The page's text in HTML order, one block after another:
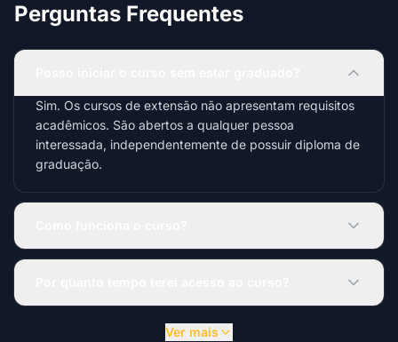
Perguntas Frequentes
Sim. Os cursos de extensão não apresentam requisitos
acadêmicos. São abertos a qualquer pessoa
interessada, independentemente de possuir diploma de
graduação.
Ver mais